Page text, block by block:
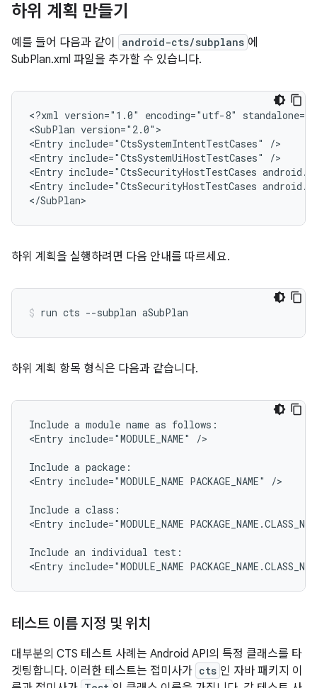
하위 계획 만들기
예를 들어 다음과 같이 android-cts/subplans 에
SubPlan.xml 파일을 추가할 수 있습니다.
<?xml version="1.0" encoding="utf-8"
<SubPlan version="2.0">
<Entry include="CtsSystemIntentTestCases"
/>
<Entry include="CtsSystemUiHostTestCases"
/>
<Entry include="CtsSecurityHostTestCases
<Entry include="CtsSecurityHostTestCases
</SubPlan>
하위 계획을 실행하려면 다음 안내를 따르세요.
하위 계획 항목 형식은 다음과 같습니다.
Include a module name as follows:
<Entry include="MODULE_NAME" />
Include a package:
<Entry include="MODULE_NAME PACKAGE_NAME" />
Include a class:
<Entry include="MODULE_NAME
Include an individual test:
<Entry include="MODULE_NAME
테스트 이름 지정 및 위치
대부분의 CTS 테스트 사례는 Android API의 특정 클래스를 타
겟팅합니다. 이러한 테스트는 접미사가 cts 인 자바 패키지 이